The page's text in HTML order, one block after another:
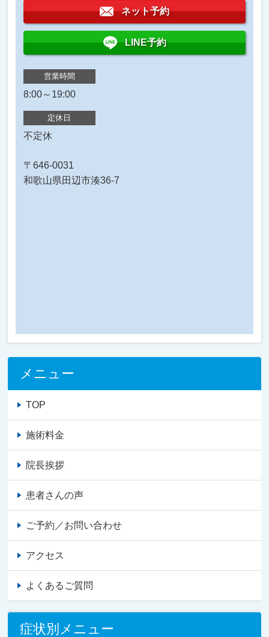
ネット予約
LINE予約
営業時間
8:00～19:00
定休日
不定休
〒646-0031
和歌山県田辺市湊36-7
メニュー
TOP
施術料金
院長挨拶
患者さんの声
ご予約／お問い合わせ
アクセス
よくあるご質問
症状別メニュー